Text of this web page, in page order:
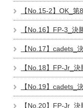
【No.15-2】OK_
【No.16】FP-3_
【No.17】cadets_
【No.18】FP-Jr_
【No.19】cadets_
【No.20】FP-Jr_